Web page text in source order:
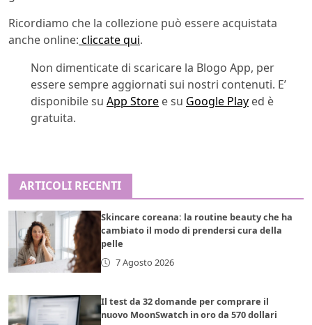
Ricordiamo che la collezione può essere acquistata
anche online: cliccate qui.
Non dimenticate di scaricare la Blogo App, per
essere sempre aggiornati sui nostri contenuti. E’
disponibile su App Store e su Google Play ed è
gratuita.
ARTICOLI RECENTI
Skincare coreana: la routine beauty che ha
cambiato il modo di prendersi cura della
pelle
7 Agosto 2026
Il test da 32 domande per comprare il
nuovo MoonSwatch in oro da 570 dollari